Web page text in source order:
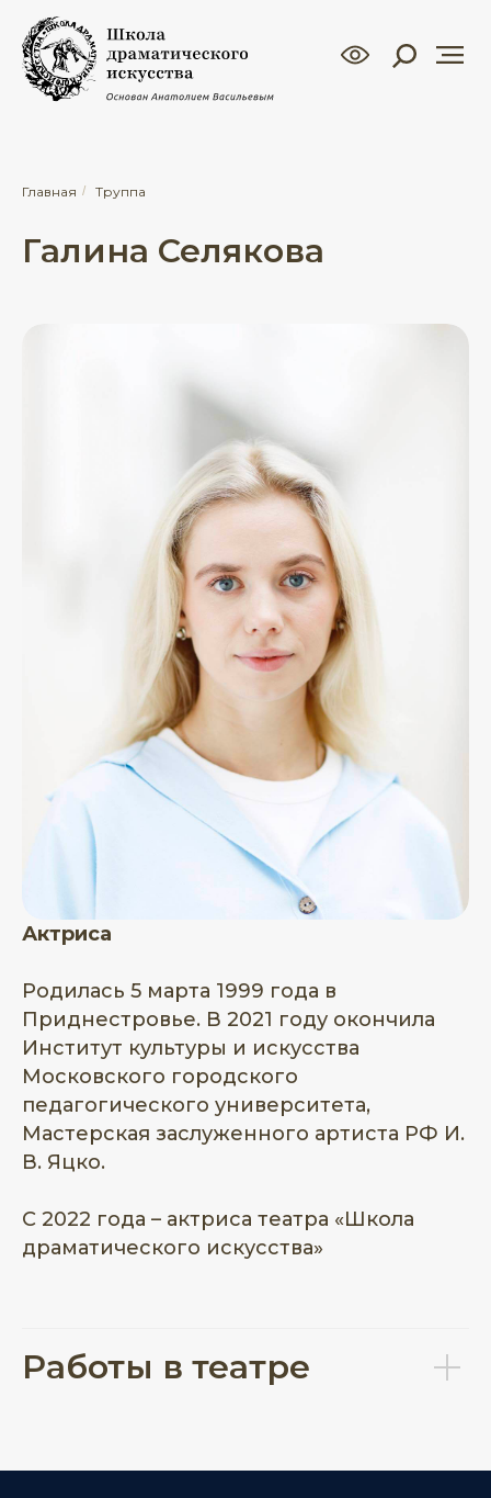
Главная / Труппа
Галина Селякова
Актриса
Родилась 5 марта 1999 года в
Приднестровье. В 2021 году окончила
Институт культуры и искусства
Московского городского
педагогического университета,
Мастерская заслуженного артиста РФ И.
В. Яцко.
С 2022 года – актриса театра «Школа
драматического искусства»
Работы в театре